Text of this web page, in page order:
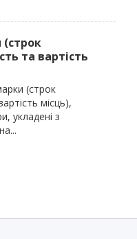
(строк
та вартість
(строк
місць),
укладені з